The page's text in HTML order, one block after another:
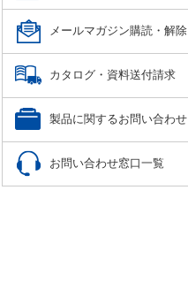
メールマガジン購読・解除
カタログ・資料送付請求
製品に関するお問い合わせ
お問い合わせ窓口一覧